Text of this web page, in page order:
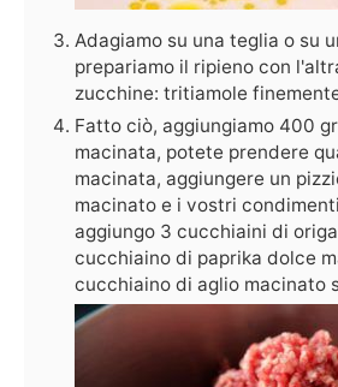
Adagiamo su una teglia o su
prepariamo il ripieno con
zucchine: tritiamole
Fatto ciò, aggiungiamo 400
macinata, potete prendere
macinata, aggiungere un
macinato e i vostri
aggiungo 3 cucchiaini di
cucchiaino di paprika dolce
cucchiaino di aglio macinato